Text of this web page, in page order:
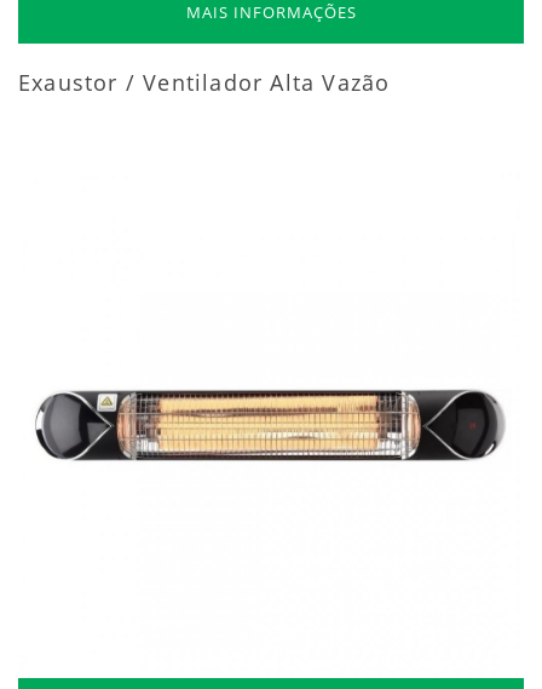
MAIS INFORMAÇÕES
Exaustor / Ventilador Alta Vazão